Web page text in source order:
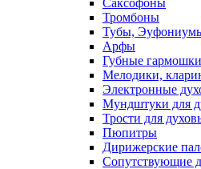
Саксофоны
Тромбоны
Тубы,
Арфы
Губные гармошки
Мелодики,
Электронные
Мундштуки для
Трости для
Пюпитры
Дирижерские
Сопутствующие